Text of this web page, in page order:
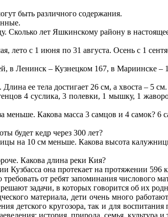
быть различного содержания.
Сколько лет Яшкинскому району в
лето с 1 июня по 31 августа. Осень с 1
в Ленинск – Кузнецком 167, в Мариинске –
ее тела достигает 26 см, а хвоста – 5
4 суслика, 3 полевки, 1 мышку, 1
меньше. Какова масса 3 самцов и 4 самок? 6
будет кедр через 300 лет?
на 10 см меньше. Какова высота
Какова длина реки Кия?
Кузбасса она протекает на протяжении 596
от ребят запоминания числового
задачи, в которых говорится об их
материала, дети очень много
детского кругозора, так и для